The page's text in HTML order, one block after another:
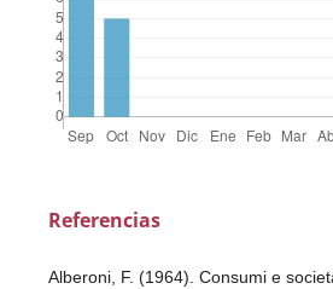
Referencias
Alberoni, F. (1964). Consumi e